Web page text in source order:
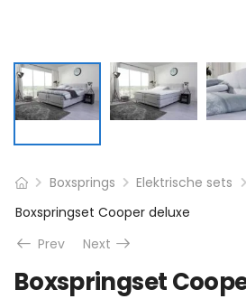
Boxsprings
Elektrische sets
Boxspringset Cooper deluxe
Prev
Next
Boxspringset